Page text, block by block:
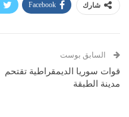
شارك Facebook
السابق بوست
قوات سوريا الديمقراطية تقتحم
مدينة الطبقة